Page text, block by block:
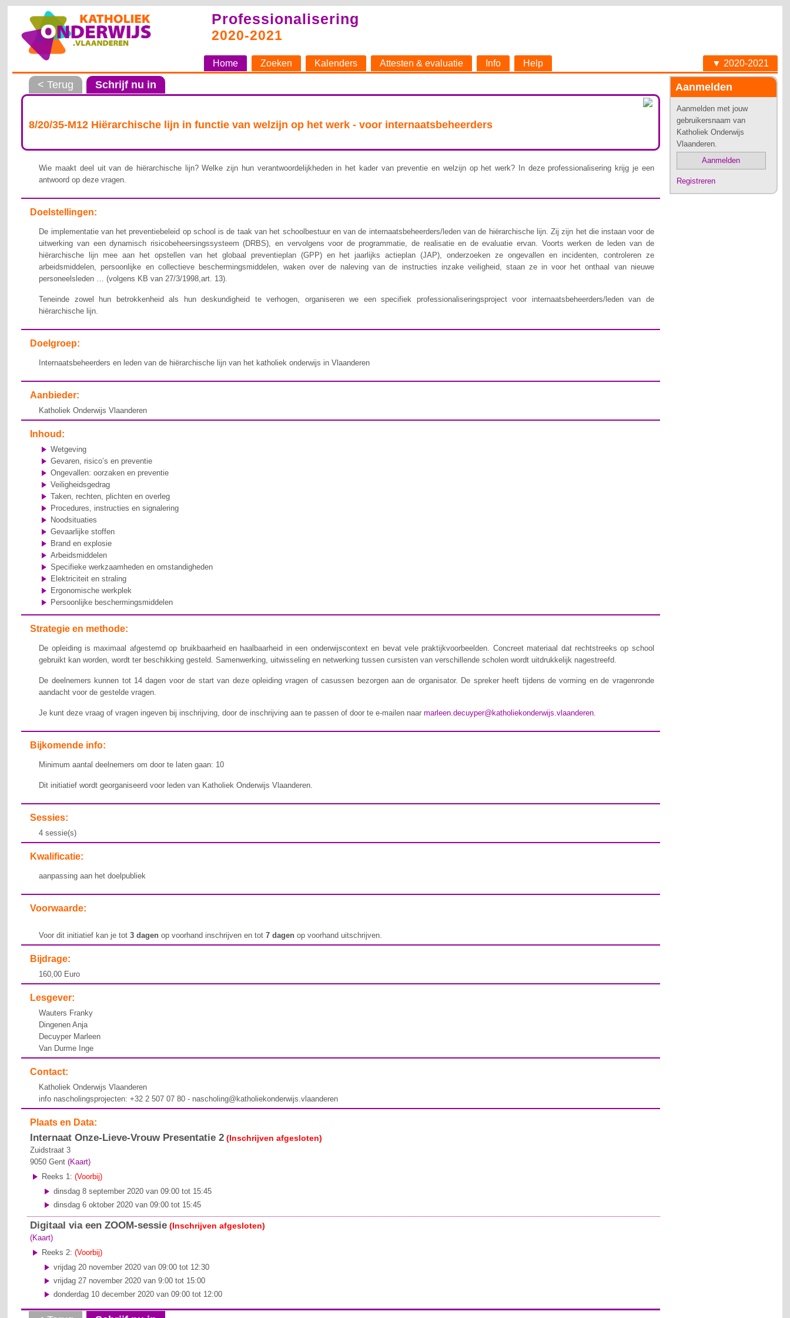
Professionalisering
2020-2021
Home Zoeken Kalenders Attesten & evaluatie Info Help ▼ 2020-2021
Aanmelden
Aanmelden met jouw
gebruikersnaam van
Katholiek Onderwijs
Vlaanderen.
Aanmelden
Registreren
< Terug Schrijf nu in
8/20/35-M12 Hiërarchische lijn in functie van welzijn op het werk - voor internaatsbeheerders
Wie maakt deel uit van de hiërarchische lijn? Welke zijn hun verantwoordelijkheden in het kader van preventie en welzijn op het werk? In deze professionalisering krijg je een
antwoord op deze vragen.
Doelstellingen:
De implementatie van het preventiebeleid op school is de taak van het schoolbestuur en van de internaatsbeheerders/leden van de hiërarchische lijn. Zij zijn het die instaan voor de
uitwerking van een dynamisch risicobeheersingssysteem (DRBS), en vervolgens voor de programmatie, de realisatie en de evaluatie ervan. Voorts werken de leden van de
hiërarchische lijn mee aan het opstellen van het globaal preventieplan (GPP) en het jaarlijks actieplan (JAP), onderzoeken ze ongevallen en incidenten, controleren ze
arbeidsmiddelen, persoonlijke en collectieve beschermingsmiddelen, waken over de naleving van de instructies inzake veiligheid, staan ze in voor het onthaal van nieuwe
personeelsleden … (volgens KB van 27/3/1998,art. 13).
Teneinde zowel hun betrokkenheid als hun deskundigheid te verhogen, organiseren we een specifiek professionaliseringsproject voor internaatsbeheerders/leden van de
hiërarchische lijn.
Doelgroep:
Internaatsbeheerders en leden van de hiërarchische lijn van het katholiek onderwijs in Vlaanderen
Aanbieder:
Katholiek Onderwijs Vlaanderen
Inhoud:
Wetgeving
Gevaren, risico’s en preventie
Ongevallen: oorzaken en preventie
Veiligheidsgedrag
Taken, rechten, plichten en overleg
Procedures, instructies en signalering
Noodsituaties
Gevaarlijke stoffen
Brand en explosie
Arbeidsmiddelen
Specifieke werkzaamheden en omstandigheden
Elektriciteit en straling
Ergonomische werkplek
Persoonlijke beschermingsmiddelen
Strategie en methode:
De opleiding is maximaal afgestemd op bruikbaarheid en haalbaarheid in een onderwijscontext en bevat vele praktijkvoorbeelden. Concreet materiaal dat rechtstreeks op school
gebruikt kan worden, wordt ter beschikking gesteld. Samenwerking, uitwisseling en netwerking tussen cursisten van verschillende scholen wordt uitdrukkelijk nagestreefd.
De deelnemers kunnen tot 14 dagen voor de start van deze opleiding vragen of casussen bezorgen aan de organisator. De spreker heeft tijdens de vorming en de vragenronde
aandacht voor de gestelde vragen.
Je kunt deze vraag of vragen ingeven bij inschrijving, door de inschrijving aan te passen of door te e-mailen naarmarleen.decuyper@katholiekonderwijs.vlaanderen.
Bijkomende info:
Minimum aantal deelnemers om door te laten gaan: 10
Dit initiatief wordt georganiseerd voor leden van Katholiek Onderwijs Vlaanderen.
Sessies:
4 sessie(s)
Kwalificatie:
aanpassing aan het doelpubliek
Voorwaarde:
Voor dit initiatief kan je tot3 dagen op voorhand inschrijven en tot7 dagenop voorhand uitschrijven.
Bijdrage:
160,00 Euro
Lesgever:
Wauters Franky
Dingenen Anja
Decuyper Marleen
Van Durme Inge
Contact:
Katholiek Onderwijs Vlaanderen
info nascholingsprojecten: +32 2 507 07 80 - nascholing@katholiekonderwijs.vlaanderen
Plaats en Data:
Internaat Onze-Lieve-Vrouw Presentatie 2 (Inschrijven afgesloten)
Zuidstraat 3
9050 Gent (Kaart)
Reeks 1:(Voorbij)
dinsdag 8 september 2020 van 09:00 tot 15:45
dinsdag 6 oktober 2020 van 09:00 tot 15:45
Digitaal via een ZOOM-sessie (Inschrijven afgesloten)
(Kaart)
Reeks 2:(Voorbij)
vrijdag 20 november 2020 van 09:00 tot 12:30
vrijdag 27 november 2020 van 9:00 tot 15:00
donderdag 10 december 2020 van 09:00 tot 12:00